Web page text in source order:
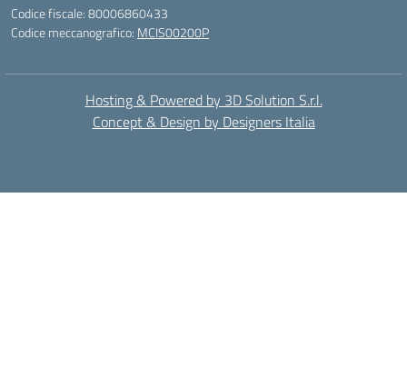
Codice fiscale: 80006860433
Codice meccanografico: MCIS00200P
Hosting & Powered by 3D Solution S.r.l.
Concept & Design by Designers Italia